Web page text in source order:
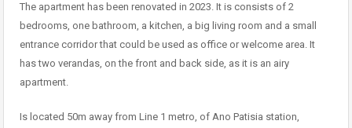
The apartment has been renovated in 2023. It is consists of 2
bedrooms, one bathroom, a kitchen, a big living room and a small
entrance corridor that could be used as office or welcome area. It
has two verandas, on the front and back side, as it is an airy
apartment.
Is located 50m away from Line 1 metro, of Ano Patisia station,